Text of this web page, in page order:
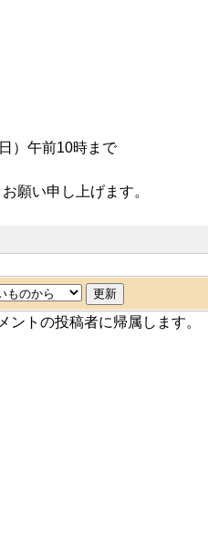
）午前10時まで
願い申し上げます。
ントの投稿者に帰属します。